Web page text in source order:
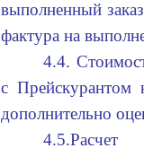
выполненный
фактура на
4.4.
с Прейскурантом
дополнительно